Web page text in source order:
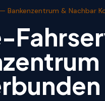
Bankenzentrum & Nachbar